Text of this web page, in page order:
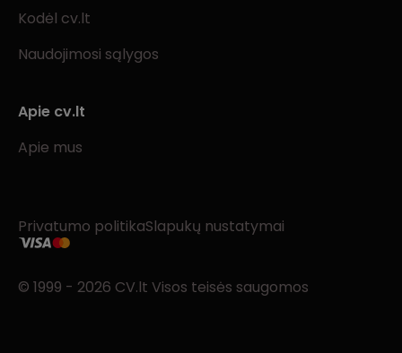
Kodėl cv.lt
Naudojimosi sąlygos
Apie cv.lt
Apie mus
Privatumo politikaSlapukų nustatymai
© 1999 - 2026 CV.lt Visos teisės saugomos